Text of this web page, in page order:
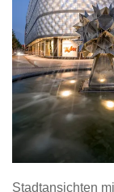
Stadtansichten